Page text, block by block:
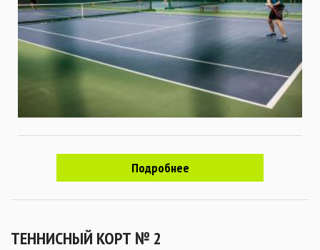
Подробнее
ТЕННИСНЫЙ КОРТ № 2